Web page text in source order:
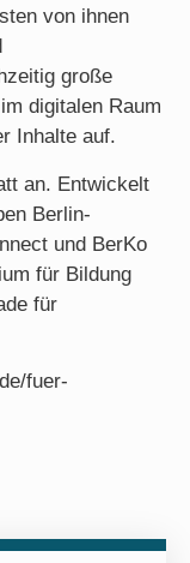
von ihnen
große
digitalen Raum
Inhalte auf.
an. Entwickelt
Berlin-
und BerKo
für Bildung
für
fuer-